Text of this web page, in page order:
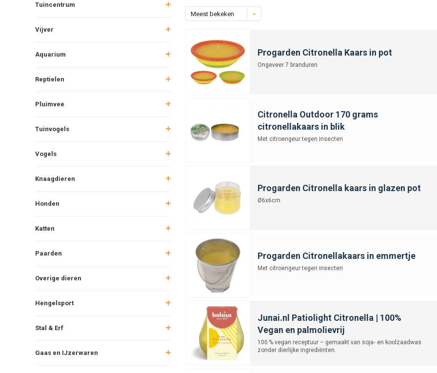
Tuincentrum
Vijver
Aquarium
Reptielen
Pluimvee
Tuinvogels
Vogels
Knaagdieren
Honden
Katten
Paarden
Overige dieren
Hengelsport
Stal & Erf
Gaas en IJzerwaren
Meest bekeken
Progarden Citronella Kaars in pot
Ongeveer 7 branduren
Citronella Outdoor 170 grams
citronellakaars in blik
Met citroengeur tegen insecten
Progarden Citronella kaars in glazen pot
Ø6x6cm
Progarden Citronellakaars in emmertje
Met citroengeur tegen insecten
Junai.nl Patiolight Citronella | 100%
Vegan en palmolievrij
100 % vegan receptuur – gemaakt van soja‑ en koolzaadwas
zonder dierlijke ingrediënten.